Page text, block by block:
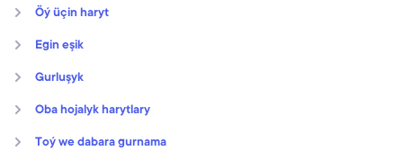
Öý üçin haryt
Egin eşik
Gurluşyk
Oba hojalyk harytlary
Toý we dabara gurnama